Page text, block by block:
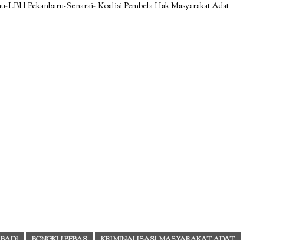
Pekanbaru-Senarai- Koalisi Pembela Hak Masyarakat Adat